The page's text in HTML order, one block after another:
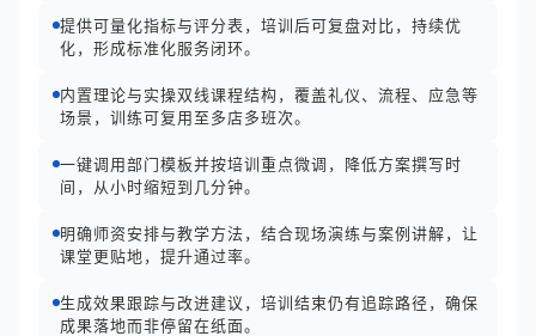
提供可量化指标与评分表，培训后可复盘对比，持续优
化，形成标准化服务闭环。
内置理论与实操双线课程结构，覆盖礼仪、流程、应急等
场景，训练可复用至多店多班次。
一键调用部门模板并按培训重点微调，降低方案撰写时
间，从小时缩短到几分钟。
明确师资安排与教学方法，结合现场演练与案例讲解，让
课堂更贴地，提升通过率。
生成效果跟踪与改进建议，培训结束仍有追踪路径，确保
成果落地而非停留在纸面。